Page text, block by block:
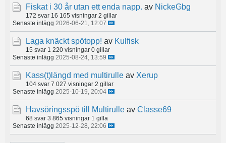
Fiskat i 30 år utan ett enda napp. av NickeGbg
172 svar 16 165 visningar 2 gillar
Senaste inlägg 2026-06-21, 12:07
Laga knäckt spötopp! av Kulfisk
15 svar 1 220 visningar 0 gillar
Senaste inlägg 2025-08-24, 13:59
Kass(t)längd med multirulle av Xerup
104 svar 7 027 visningar 2 gillar
Senaste inlägg 2025-10-19, 20:04
Havsöringsspö till Multirulle av Classe69
68 svar 3 865 visningar 1 gilla
Senaste inlägg 2025-12-28, 22:06